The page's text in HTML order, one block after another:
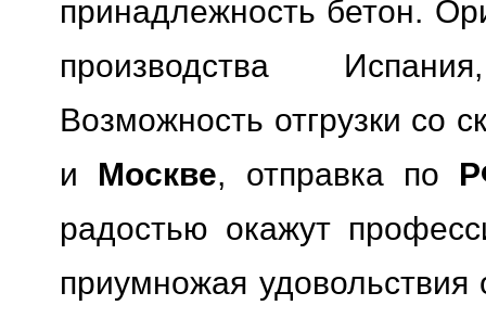
принадлежность бетон.
производства
Возможность отгрузки со
и Москве, отправка по
радостью окажут
приумножая